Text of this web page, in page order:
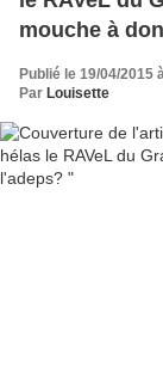
mouche à
Publié le 19/04/2015
Par Louisette